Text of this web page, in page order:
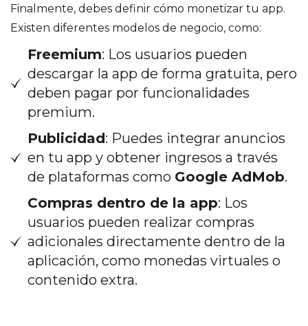
Finalmente, debes definir cómo monetizar tu app.
Existen diferentes modelos de negocio, como:
Freemium: Los usuarios pueden
descargar la app de forma gratuita, pero
deben pagar por funcionalidades
premium.
Publicidad: Puedes integrar anuncios
en tu app y obtener ingresos a través
de plataformas como Google AdMob.
Compras dentro de la app: Los
usuarios pueden realizar compras
adicionales directamente dentro de la
aplicación, como monedas virtuales o
contenido extra.